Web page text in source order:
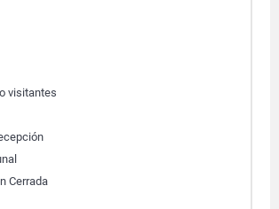
visitantes
Cerrada